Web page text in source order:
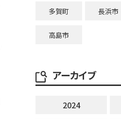
多賀町 長浜市
高島市
アーカイブ
2024